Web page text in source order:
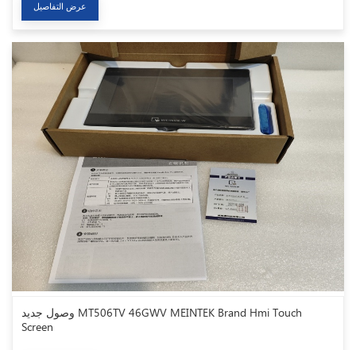
عرض التفاصيل
وصول جديد MT506TV 46GWV MEINTEK Brand Hmi Touch
Screen